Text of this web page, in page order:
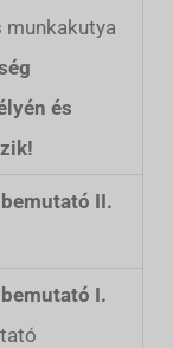
munkakutya
és
II.
I.